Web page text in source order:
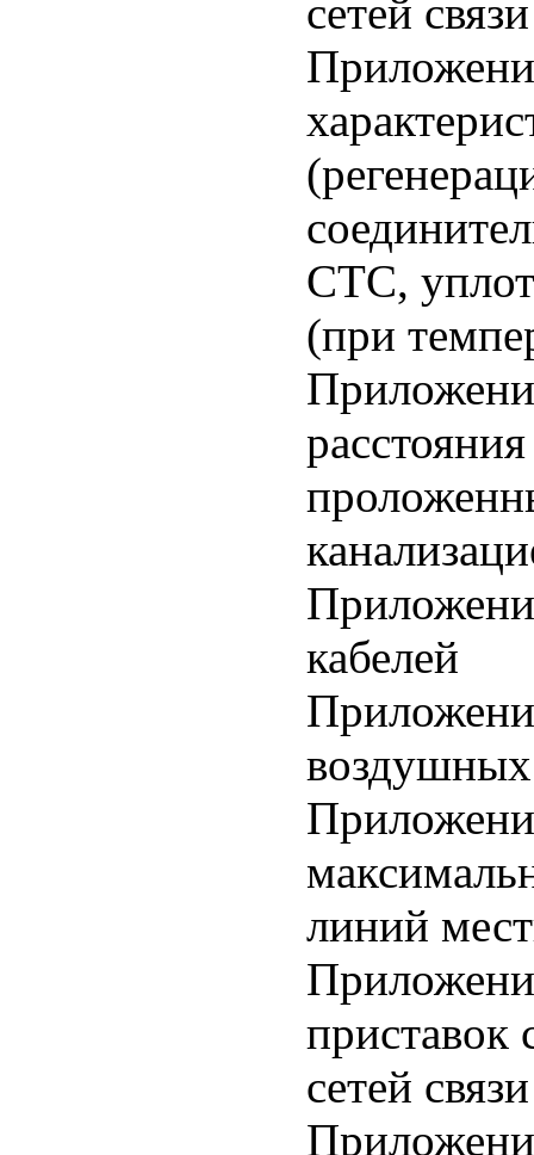
сетей связи
СТС,
(при
кабелей
воздушных
линий
приставок
сетей связи